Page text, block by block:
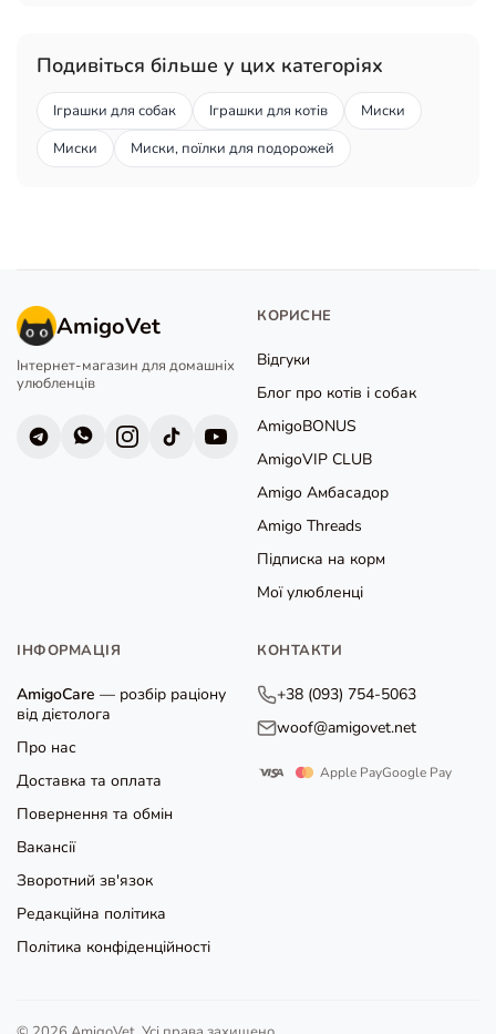
Подивіться більше у цих категоріях
Іграшки для собак Іграшки для котів
Миски
Миски
Миски, поїлки для подорожей
AmigoVet
Інтернет-магазин для домашніх
улюбленців
КОРИСНЕ
Відгуки
Блог про котів і собак
AmigoBONUS
AmigoVIP CLUB
Amigo Амбасадор
Amigo Threads
Підписка на корм
Мої улюбленці
ІНФОРМАЦІЯ
AmigoCare — розбір раціону
від дієтолога
Про нас
Доставка та оплата
Повернення та обмін
Вакансії
Зворотний зв'язок
Редакційна політика
Політика конфіденційності
КОНТАКТИ
+38 (093) 754-5063
woof@amigovet.net
Apple PayGoogle Pay